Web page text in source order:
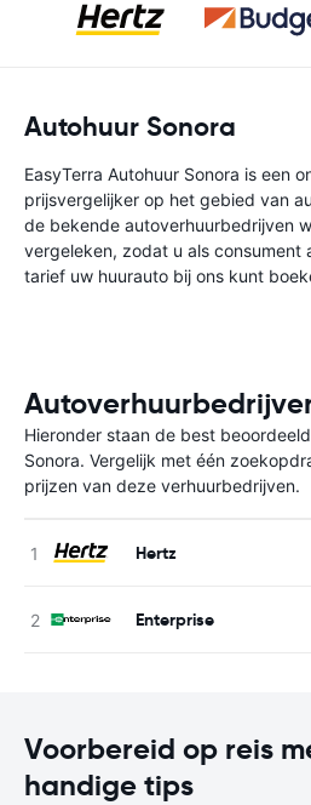
Autohuur Sonora
EasyTerra Autohuur Sonora is een
prijsvergelijker op het gebied van
de bekende autoverhuurbedrijven
vergeleken, zodat u als consument
tarief uw huurauto bij ons kunt
Hieronder staan de best
Sonora. Vergelijk met één
prijzen van deze verhuurbedrijven.
Hertz
Enterprise
Voorbereid op reis
handige tips